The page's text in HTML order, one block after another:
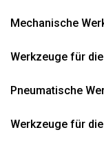
Mechanische
Werkzeuge für
Pneumatische
Werkzeuge für